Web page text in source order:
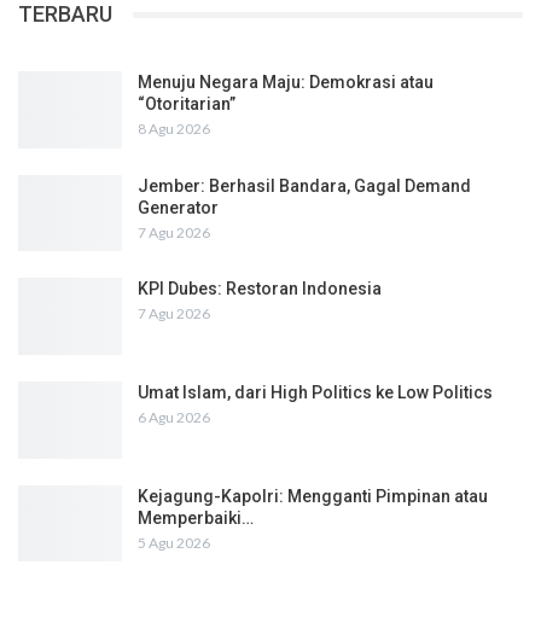
TERBARU
Menuju Negara Maju: Demokrasi atau
“Otoritarian”
8 Agu 2026
Jember: Berhasil Bandara, Gagal Demand
Generator
7 Agu 2026
KPI Dubes: Restoran Indonesia
7 Agu 2026
Umat Islam, dari High Politics ke Low Politics
6 Agu 2026
Kejagung-Kapolri: Mengganti Pimpinan atau
Memperbaiki…
5 Agu 2026